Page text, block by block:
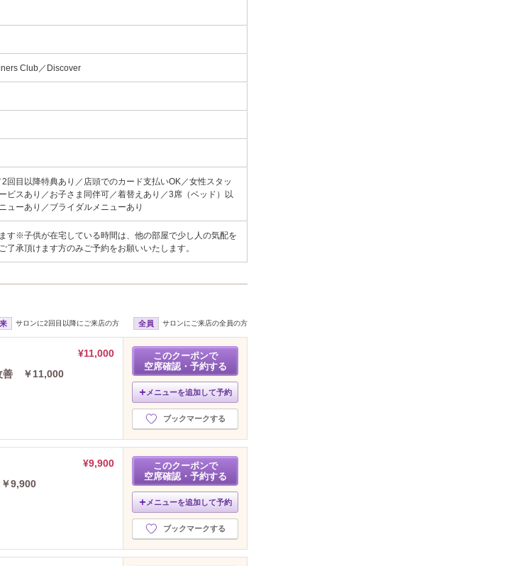
Club／Discover
回目以降特典あり／店頭でのカード支払いOK／女性スタッ
ビスあり／お子さま同伴可／着替えあり／3席（ベッド）以
ューあり／ブライダルメニューあり
す※子供が在宅している時間は、他の部屋で少し人の気配を
承頂けます方のみご予約をお願いいたします。
サロンに2回目以降にご来店の方 全員 サロンにご来店の全員の方
¥11,000
善 ￥11,000
このクーポンで
空席確認・予約する
メニューを追加して予約
ブックマークする
¥9,900
9,900
このクーポンで
空席確認・予約する
メニューを追加して予約
ブックマークする